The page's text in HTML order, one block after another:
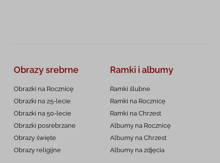
Obrazy srebrne
Obrazki na Rocznicę
Obrazki na 25-lecie
Obrazki na 50-lecie
Obrazki posrebrzane
Obrazy święte
Obrazy religijne
Ramki i albumy
Ramki ślubne
Ramki na Rocznicę
Ramki na Chrzest
Albumy na Rocznicę
Albumy na Chrzest
Albumy na zdjęcia